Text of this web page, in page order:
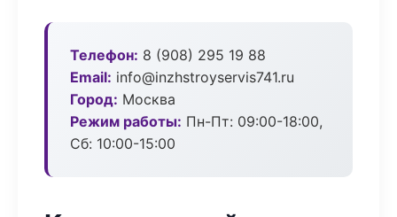
Телефон: 8 (908) 295 19 88
Email: info@inzhstroyservis741.ru
Город: Москва
Режим работы: Пн-Пт: 09:00-18:00,
Сб: 10:00-15:00